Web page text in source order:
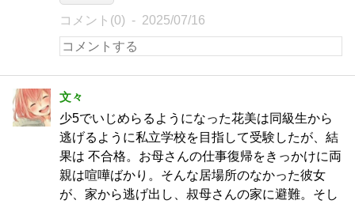
コメント(0) 2025/07/16
文々
少5でいじめらるようになった花美は同級生から
逃げるように私立学校を目指して受験したが、結
果は 不合格。お母さんの仕事復帰をきっかけに両
親は喧嘩ばかり。そんな居場所のなかった彼女
が、家から逃げ出し、叔母さんの家に避難。そし